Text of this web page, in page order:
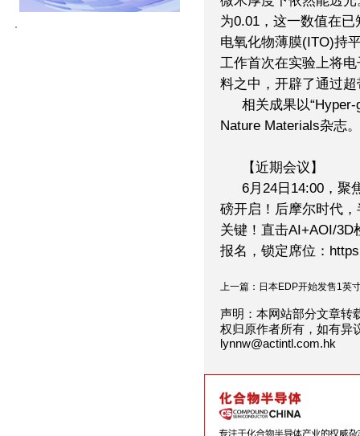
为0.01，这一数值在
电氧化物薄膜(ITO)持
工作首次在实验上将
料之中，开辟了通过
相关成果以
Nature Materials杂志。
【近期会议】
6月24日14:00，聚
磅开启！后摩尔时代
关键！直击AI+AOI/
报名，锁定席位：
上一篇：日本EDP开始发售1英
声明：本网站部分文章转
权归原作者所有，如有异
lynnw@actintl.com.hk